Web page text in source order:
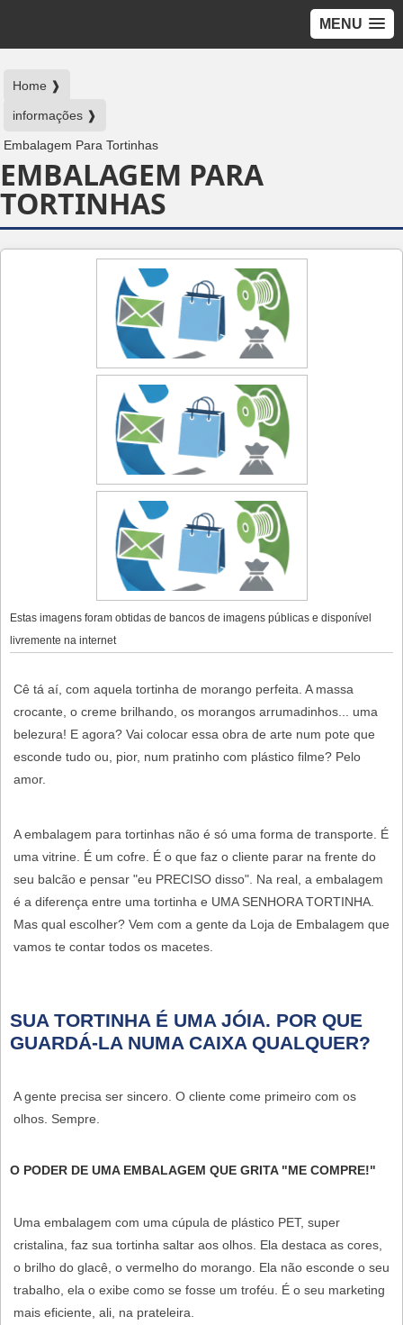
MENU
Home ❱
informações ❱
Embalagem Para Tortinhas
EMBALAGEM PARA
TORTINHAS
Estas imagens foram obtidas de bancos de imagens públicas e disponível
livremente na internet
Cê tá aí, com aquela tortinha de morango perfeita. A massa
crocante, o creme brilhando, os morangos arrumadinhos... uma
belezura! E agora? Vai colocar essa obra de arte num pote que
esconde tudo ou, pior, num pratinho com plástico filme? Pelo
amor.
Aembalagem para tortinhas não é só uma forma de transporte. É
uma vitrine. É um cofre. É o que faz o cliente parar na frente do
seu balcão e pensar "eu PRECISO disso". Na real, a embalagem
é a diferença entre uma tortinha e UMA SENHORA TORTINHA.
Mas qual escolher? Vem com a gente da Loja de Embalagem que
vamos te contar todos os macetes.
SUA TORTINHA É UMA JÓIA. POR QUE
GUARDÁ-LA NUMA CAIXA QUALQUER?
A gente precisa ser sincero. O cliente come primeiro com os
olhos. Sempre.
O PODER DE UMA EMBALAGEM QUE GRITA "ME COMPRE!"
Uma embalagem com uma cúpula de plástico PET, super
cristalina, faz sua tortinha saltar aos olhos. Ela destaca as cores,
o brilho do glacê, o vermelho do morango. Ela não esconde o seu
trabalho, ela o exibe como se fosse um troféu. É o seu marketing
mais eficiente, ali, na prateleira.